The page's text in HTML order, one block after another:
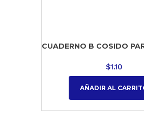
CUADERNO B COSIDO
$1.10
AÑADIR AL